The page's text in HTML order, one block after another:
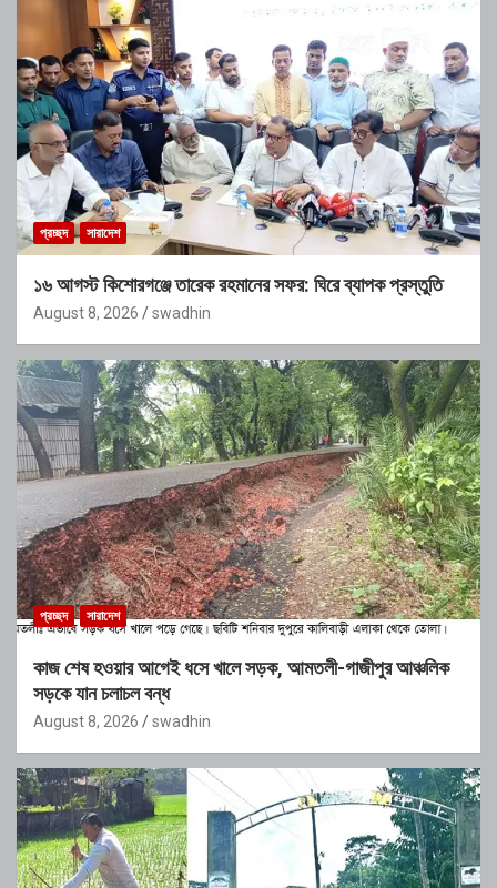
প্রচ্ছদ সারাদেশ
১৬ আগস্ট কিশোরগঞ্জে তারেক রহমানের সফর: ঘিরে ব্যাপক প্রস্তুতি
August 8, 2026 swadhin
প্রচ্ছদ সারাদেশ
কাজ শেষ হওয়ার আগেই ধসে খালে সড়ক, আমতলী-গাজীপুর আঞ্চলিক
সড়কে যান চলাচল বন্ধ
August 8, 2026 swadhin